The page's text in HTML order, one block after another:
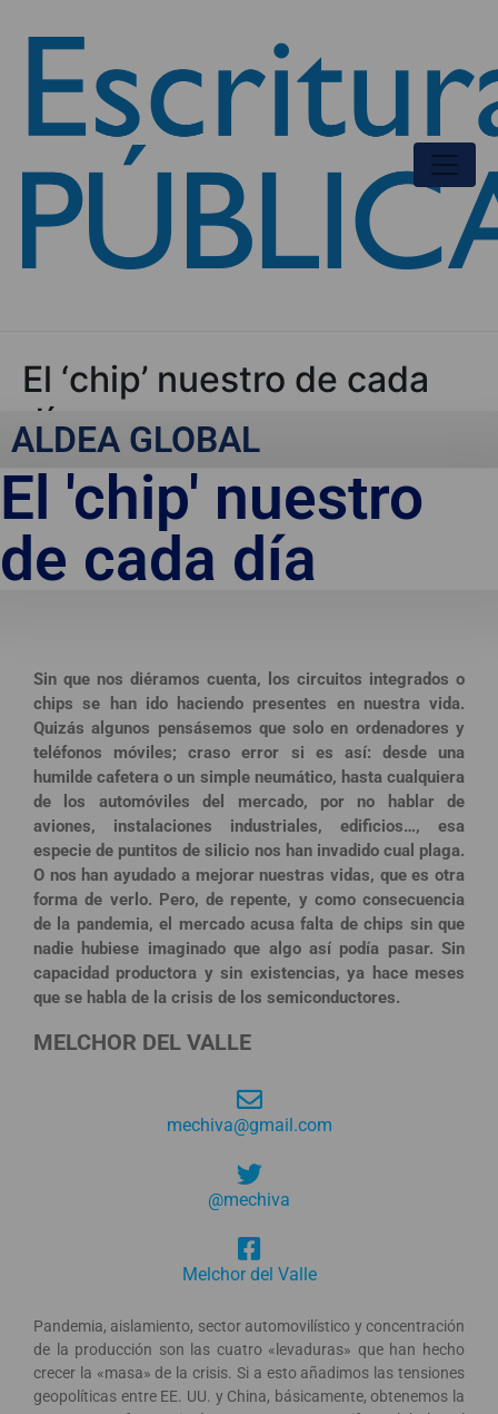
El ‘chip’ nuestro de cada
día
ALDEA GLOBAL
El 'chip' nuestro
de cada día
Sin que nos diéramos cuenta, los circuitos integrados o
chips se han ido haciendo presentes en nuestra vida.
Quizás algunos pensásemos que solo en ordenadores y
teléfonos móviles; craso error si es así: desde una
humilde cafetera o un simple neumático, hasta cualquiera
de los automóviles del mercado, por no hablar de
aviones, instalaciones industriales, edificios…, esa
especie de puntitos de silicio nos han invadido cual plaga.
O nos han ayudado a mejorar nuestras vidas, que es otra
forma de verlo. Pero, de repente, y como consecuencia
de la pandemia, el mercado acusa falta de chips sin que
nadie hubiese imaginado que algo así podía pasar. Sin
capacidad productora y sin existencias, ya hace meses
que se habla de la crisis de los semiconductores.
MELCHOR DEL VALLE
mechiva@gmail.com
@mechiva
Melchor del Valle
Pandemia, aislamiento, sector automovilístico y concentración
de la producción son las cuatro «levaduras» que han hecho
crecer la «masa» de la crisis. Si a esto añadimos las tensiones
geopolíticas entre EE. UU. y China, básicamente, obtenemos la